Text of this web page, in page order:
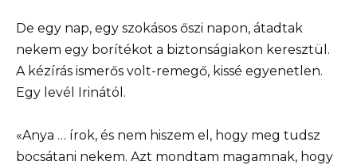
De egy nap, egy szokásos őszi napon, átadtak
nekem egy borítékot a biztonságiakon keresztül.
A kézírás ismerős volt-remegő, kissé egyenetlen.
Egy levél Irinától.
«Anya … írok, és nem hiszem el, hogy meg tudsz
bocsátani nekem. Azt mondtam magamnak, hogy